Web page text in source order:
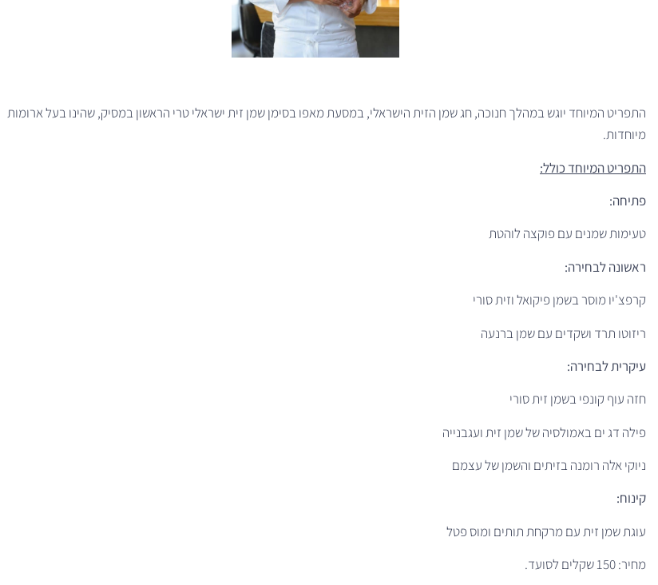
התפריט המיוחד יוגש במהלך חנוכה, חג שמן הזית הישראלי, במסעת מאפו בסימן שמן זית ישראלי טרי הראשון במסיק, שהינו בעל ארומות
מיוחדות.
התפריט המיוחד כולל:
פתיחה:
טעימות שמנים עם פוקצה לוהטת
ראשונה לבחירה:
קרפצ'יו מוסר בשמן פיקואל וזית סורי
ריזוטו תרד ושקדים עם שמן ברנעה
עיקרית לבחירה:
חזה עוף קונפי בשמן זית סורי
פילה דג ים באמולסיה של שמן זית ועגבנייה
ניוקי אלה רומנה בזיתים והשמן של עצמם
קינוח:
עוגת שמן זית עם מרקחת תותים ומוס פטל
מחיר: 150 שקלים לסועד.